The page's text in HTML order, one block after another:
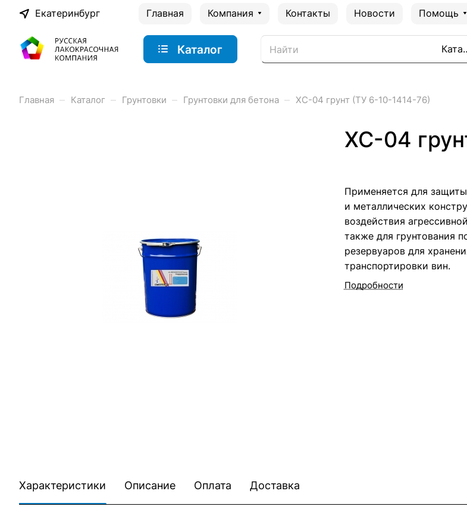
Екатеринбург Главная Компания Контакты Новости Помощь
Каталог
Главная – Каталог – Грунтовки – Грунтовки для бетона – ХС-04 грунт (ТУ 6-10-1414-76)
ХС-04
Применяется для
и металлических
воздействия
также для грунтования
резервуаров для
транспортировки вин.
Подробности
Характеристики Описание Оплата Доставка